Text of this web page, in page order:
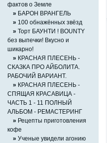
фактов о Земле
» БАРОН ВРАНГЕЛЬ
» 100 обнажённых звёзд
» Торт БАУНТИ ! BOUNTY
без выпечки! Вкусно и
шикарно!
» КРАСНАЯ ПЛЕСЕНЬ -
СКАЗКА ПРО АЙБОЛИТА.
РАБОЧИЙ ВАРИАНТ.
» КРАСНАЯ ПЛЕСЕНЬ -
СПЯЩАЯ КРАСАВИЦА -
ЧАСТЬ 1 - 11 ПОЛНЫЙ
АЛЬБОМ - РЕМАСТЕРИНГ
» Рецепты приготовления
кофе
» Ученые увидели агонию